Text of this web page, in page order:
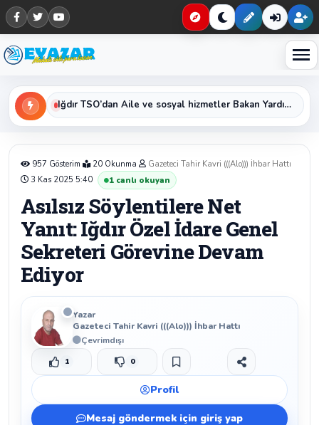
Haberleri keşfet
Iğdır TSO’dan Aile ve sosyal hizmetler Bakan Yardımcısı Sayın Sevim Sayım Madak ‘a ZiyaretIğdır Kredi ve Yurtlar Müdürü Erol Bayat’tan Kurban Bayramı Mesajı
957 Gösterim 20 Okunma
Gazeteci Tahir Kavri (((Alo))) İhbar Hattı
3 Kas 2025 5:40
1 canlı okuyan
Asılsız Söylentilere Net
Yanıt: Iğdır Özel İdare Genel
Sekreteri Görevine Devam
Ediyor
Yazar
Gazeteci Tahir Kavri (((Alo))) İhbar Hattı
Çevrimdışı
Beğen
1 Beğenmeme
0 Yer İmi
Paylaş
Profil
Mesaj göndermek için giriş yap